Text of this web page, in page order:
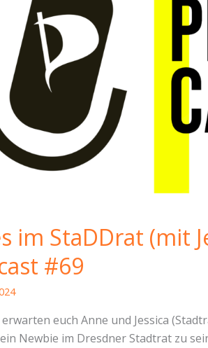
im StaDDrat (mit
#69
euch Anne und Jessica
Newbie im Dresdner Stadtrat zu